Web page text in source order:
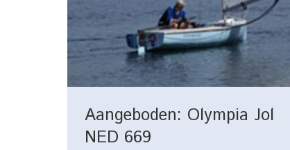
Aangeboden: Olympia Jol
NED 669